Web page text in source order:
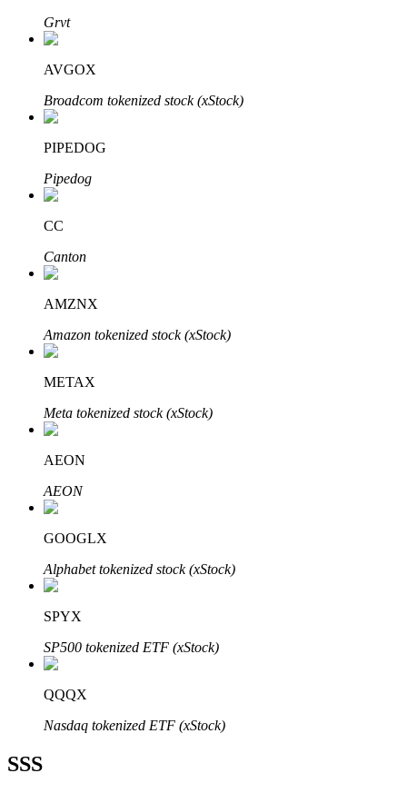
Uzun vadeli kâr ve esnek çıkarlar elde edin
Stake Etmeyi Öğrenin
Pasif gelir kazanma hakkında bilgi edinin
Bitrue
Bitrue Ortakları
Bitrue İş Ortağı
Kullanıcı başına %65'e kadar komisyon!
Grvt
AVGOX
Broadcom tokenized stock (xStock)
PIPEDOG
Pipedog
CC
Canton
AMZNX
Amazon tokenized stock (xStock)
METAX
Meta tokenized stock (xStock)
AEON
AEON
GOOGLX
Alphabet tokenized stock (xStock)
SPYX
SP500 tokenized ETF (xStock)
QQQX
Nasdaq tokenized ETF (xStock)
SSS